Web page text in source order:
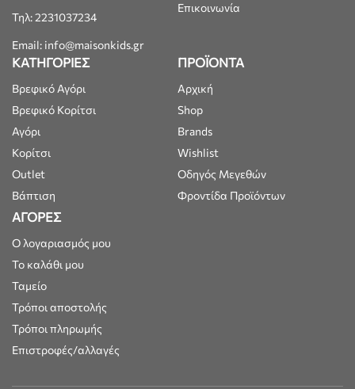
Τηλ: 2231037234
Email: info@maisonkids.gr
Επικοινωνία
ΚΑΤΗΓΟΡΙΕΣ
Βρεφικό Αγόρι
Βρεφικό Κορίτσι
Αγόρι
Κορίτσι
Outlet
Βάπτιση
ΠΡΟΪΟΝΤΑ
Αρχική
Shop
Brands
Wishlist
Οδηγός Μεγεθών
Φροντίδα Προϊόντων
ΑΓΟΡΕΣ
Ο λογαριασμός μου
Το καλάθι μου
Ταμείο
Τρόποι αποστολής
Τρόποι πληρωμής
Επιστροφές/αλλαγές